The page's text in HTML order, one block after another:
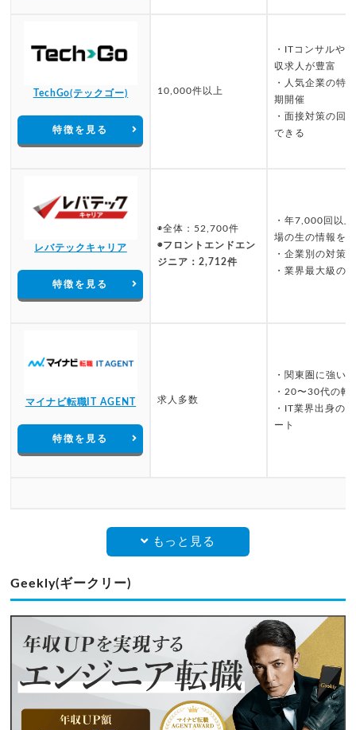
TechGo(テックゴー)
特徴を見る
10,000件以上
・ITコンサルや
収求人が豊富
・人気企業の特
期開催
・面接対策の回
できる
レバテックキャリア
特徴を見る
◉全体：52,700件
◉フロントエンドエン
ジニア：2,712件
・年7,000回以
場の生の情報を
・企業別の対策
・業界最大級の
マイナビ転職IT AGENT
特徴を見る
求人多数
・関東圏に強い
・20〜30代の転
・IT業界出身の
ート
もっと見る
Geekly(ギークリー)